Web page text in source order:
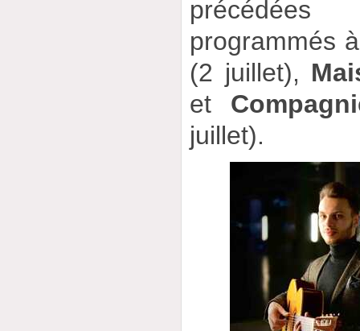
programmés
(2 juillet),
et
juillet).